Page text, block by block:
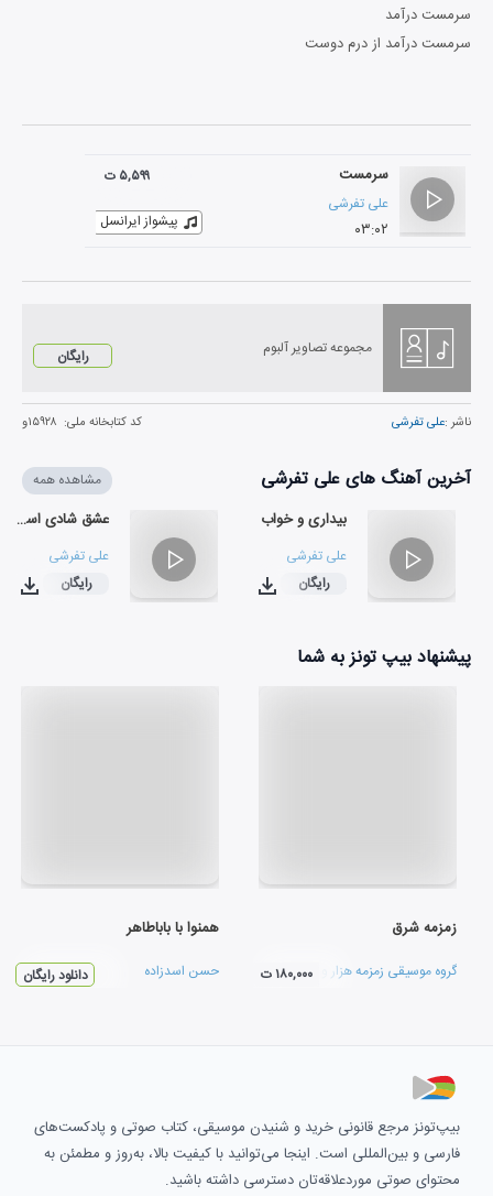
سرمست درآمد
سرمست درآمد از درم دوست
سرمست
علی تفرشی
۰۳:۰۲
۵,۵۹۹ ت
پیشواز ایرانسل
مجموعه تصاویر آلبوم رایگان
ناشر :علی تفرشی کد کتابخانه ملی: ۱۵۹۲۸و
آخرین آهنگ های علی تفرشی مشاهده همه
بیداری و خواب
علی تفرشی
۰۳:۲۴
رایگان
عشق شادی است
علی تفرشی
۰۶:۰۳
رایگان
پیشنهاد بیپ تونز به شما
زمزمه شرق
گروه موسیقی زمزمه هزار و یک شب
۱۸۰,۰۰۰ ت
همنوا با باباطاهر
حسن اسدزاده دانلود رایگان
بیپ‌تونز مرجع قانونی خرید و شنیدن موسیقی، کتاب صوتی و پادکست‌های
فارسی و بین‌المللی است. اینجا می‌توانید با کیفیت بالا، به‌روز و مطمئن به
محتوای صوتی موردعلاقه‌تان دسترسی داشته باشید.